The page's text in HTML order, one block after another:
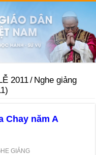
2011/ Nghe giảng
Chay năm A
GIẢNG